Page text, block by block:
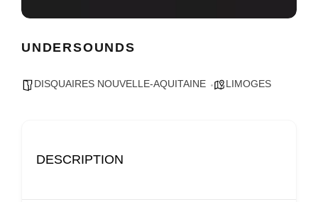
UNDERSOUNDS
DISQUAIRES NOUVELLE-AQUITAINE LIMOGES
DESCRIPTION